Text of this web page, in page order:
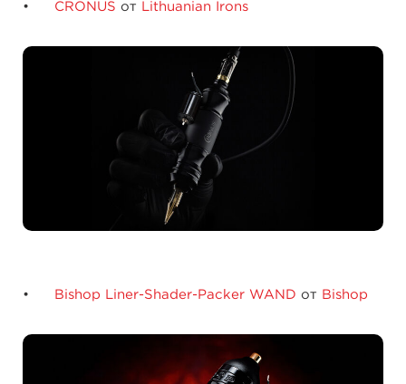
CRONUS от Lithuanian Irons
Bishop Liner-Shader-Packer WAND от Bishop